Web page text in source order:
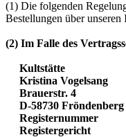
(1) Die folgenden
Bestellungen über unseren
(2) Im Falle des
Kultstätte
Kristina Vogelsang
Brauerstr. 4
D-58730 Fröndenberg
Registernummer
Registergericht